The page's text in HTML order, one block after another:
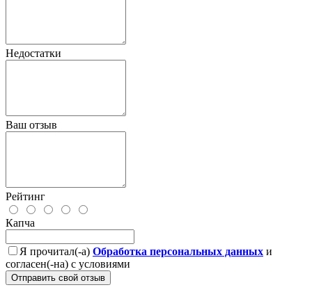
Недостатки
Ваш отзыв
Рейтинг
Капча
Я прочитал(-а) Обработка персональных данных и
согласен(-на) с условиями
Отправить свой отзыв